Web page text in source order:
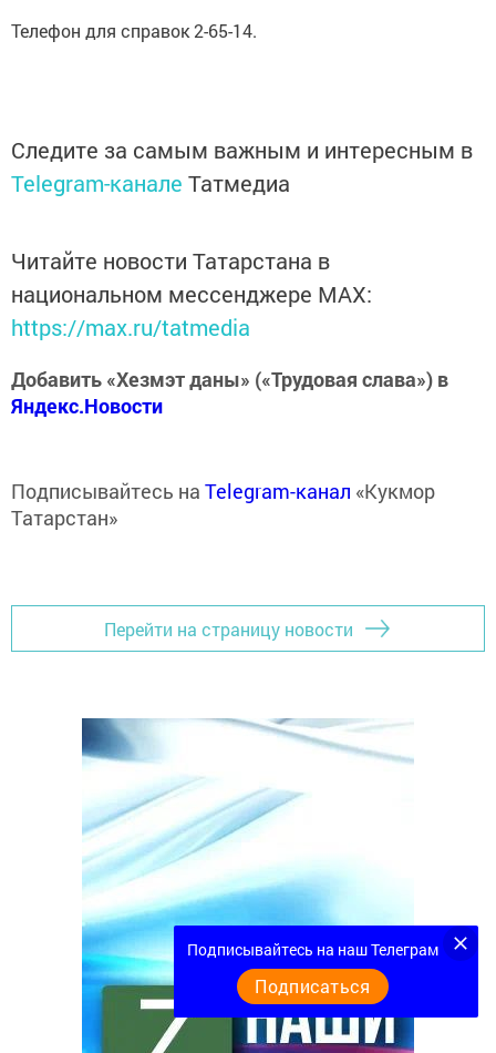
Телефон для справок 2-65-14.
Следите за самым важным и интересным в
Telegram-канале Татмедиа
Читайте новости Татарстана в
национальном мессенджере MАХ:
https://max.ru/tatmedia
Добавить «Хезмэт даны» («Трудовая слава») в
Яндекс.Новости
Подписывайтесь на Telegram-канал «Кукмор
Татарстан»
Перейти на страницу новости
Подписывайтесь на наш Телеграм
Подписаться